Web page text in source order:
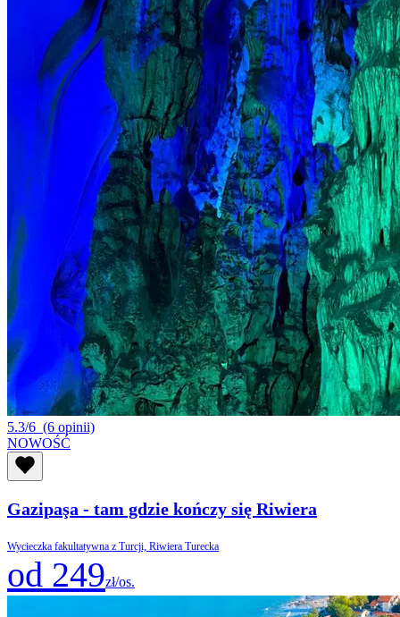
5.3/6 (6 opinii)
NOWOŚĆ
Gazipaşa - tam gdzie kończy się Riwiera
Wycieczka fakultatywna z Turcji, Riwiera Turecka
od 249zł/os.